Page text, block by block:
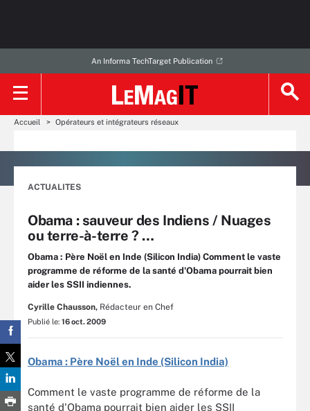
An Informa TechTarget Publication
Accueil Opérateurs et intégrateurs réseaux
ACTUALITES
Obama : sauveur des Indiens / Nuages
ou terre-à-terre ? …
Obama : Père Noël en Inde (Silicon India) Comment le vaste
programme de réforme de la santé d'Obama pourrait bien
aider les SSII indiennes.
Cyrille Chausson, Rédacteur en Chef
Publié le: 16 oct. 2009
Obama : Père Noël en Inde (Silicon India)
Comment le vaste programme de réforme de la
santé d'Obama pourrait bien aider les SSII